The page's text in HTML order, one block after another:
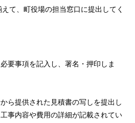
て、町役場の担当窓口に提出してく
要事項を記入し、署名・押印しま
ら提供された見積書の写しを提出し
事内容や費用の詳細が記載されてい